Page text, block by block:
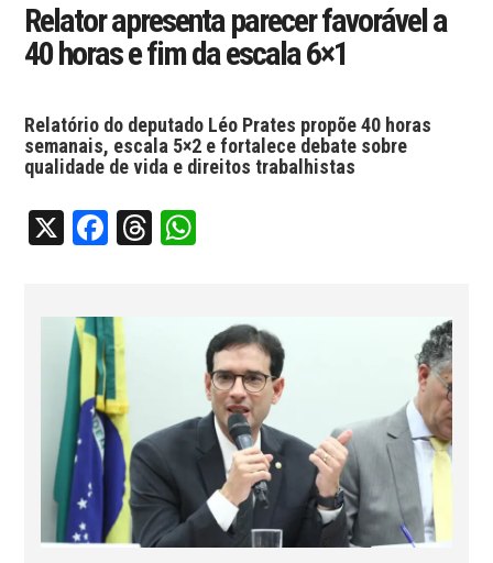
Relator apresenta parecer favorável a
40 horas e fim da escala 6×1
Relatório do deputado Léo Prates propõe 40 horas
semanais, escala 5×2 e fortalece debate sobre
qualidade de vida e direitos trabalhistas
X Facebook
Threads